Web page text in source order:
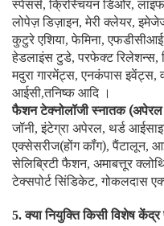
स्पेंसर्स,क्रिस्चियन डिओर,
लोपेज़ डिज़ाइन,मेरी क्लेयर,
कुटुरे एशिया,फेमिना,एफडीसीआई
हेडलाइंस टुडे,परफेक्ट रिलेशन्स,
मदुरा गारमेंट्स,एनकंपास इवेंट्स,
आईसी,तनिष्क आदि ।
फैशन टेक्नोलॉजी स्नातक (अपेरल
जॉनी,इंटेग्रा अपेरल, थर्ड
एक्सेसरीज(होंग कॉंग),पैंटालून,
सेलिब्रिटी फैशन, अमाबत्तूर
टेक्सपोर्ट सिंडिकेट,गोकलदास
5.क्या नियुक्ति किसी विशेष